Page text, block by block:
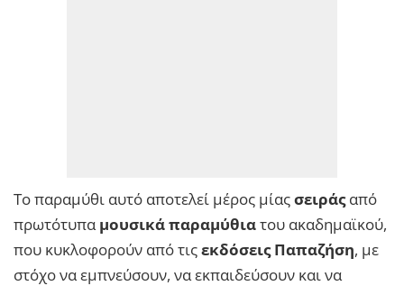
Το παραμύθι αυτό αποτελεί μέρος μίαςσειράςαπό
πρωτότυπαμουσικά παραμύθιατου ακαδημαϊκού,
που κυκλοφορούν από τιςεκδόσεις Παπαζήση, με
στόχο να εμπνεύσουν, να εκπαιδεύσουν και να